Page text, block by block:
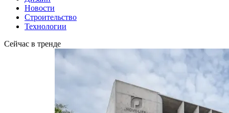
Новости
Строительство
Технологии
Сейчас в тренде